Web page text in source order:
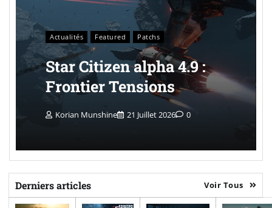
Actualités Featured Patchs
Star Citizen alpha 4.9 :
Frontier Tensions
Korian Munshine 21 Juillet 2026 0
Derniers articles Voir Tous